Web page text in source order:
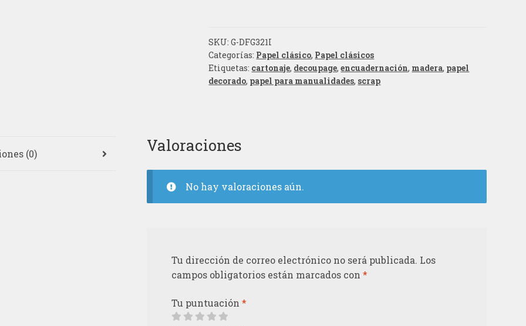
SKU:G-DFG321I
Categorías: Papel clásico, Papel clásicos
Etiquetas: cartonaje, decoupage,encuadernación, madera, papel
decorado, papel para manualidades, scrap
(0) Valoraciones
No hay valoraciones aún.
Tu dirección de correo electrónico no será publicada. Los
campos obligatorios están marcados con*
Tu puntuación*